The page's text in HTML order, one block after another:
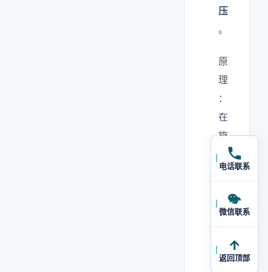
压
。
原
理
：
在
施
区
排
风
向
电话联系
微信联系
返回顶部